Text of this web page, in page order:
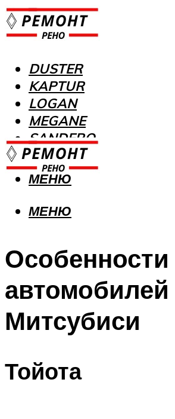
DUSTER
KAPTUR
LOGAN
MEGANE
SANDERO
МЕНЮ
МЕНЮ
Особенности
автомобилей
Митсубиси
Тойота